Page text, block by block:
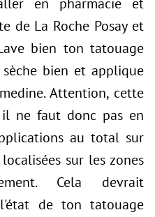
de La Roche Posay et
bien ton tatouage
bien et applique
Attention, cette
ne faut donc pas en
au total sur
sur les zones
Cela devrait
de ton tatouage